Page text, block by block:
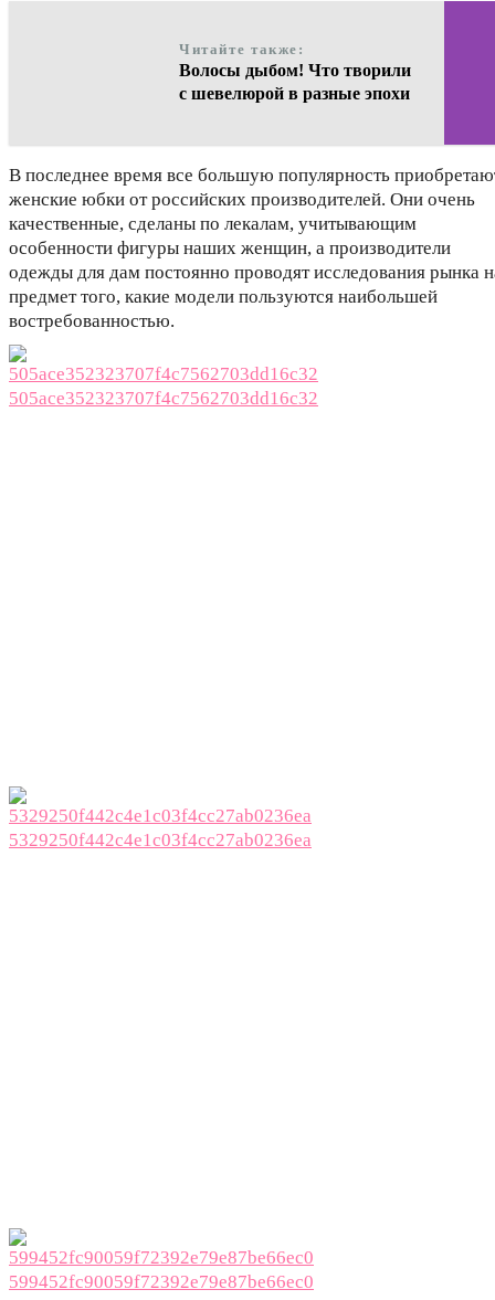
Читайте также:
Волосы дыбом! Что творили
с шевелюрой в разные эпохи
В последнее время все большую популярность
женские юбки от российских производителей. Они очень
качественные, сделаны по лекалам, учитывающим
особенности фигуры наших женщин, а производители
одежды для дам постоянно проводят исследования рынка
предмет того, какие модели пользуются наибольшей
востребованностью.
505ace352323707f4c7562703dd16c32
5329250f442c4e1c03f4cc27ab0236ea
599452fc90059f72392e79e87be66ec0